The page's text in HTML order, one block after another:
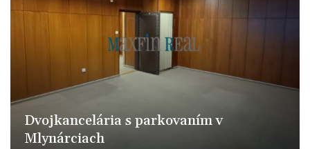
Dvojkancelária s parkovaním v
Mlynárciach